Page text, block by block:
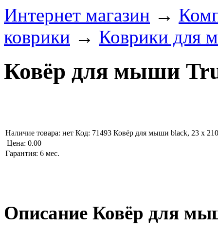
Интернет магазин →
коврики → Коврики для
Ковёр для мыши
Наличие товара: нет Код: 71493 Ковёр для мыши black, 23 x
Цена: 0.00
Гарантия: 6 мес.
Описание Ковёр для